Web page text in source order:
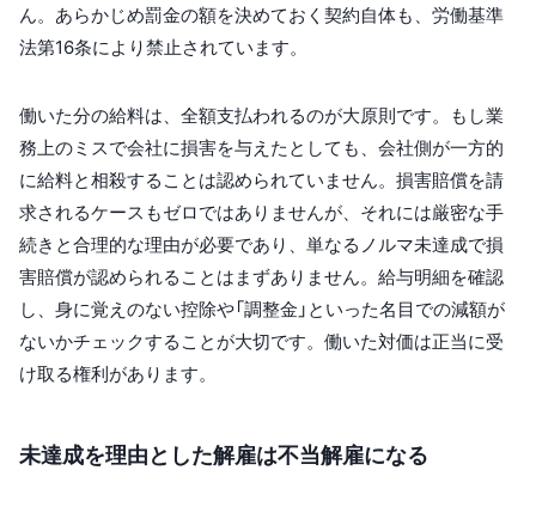
ん。あらかじめ罰金の額を決めておく契約自体も、労働基準
法第16条により禁止されています。
働いた分の給料は、全額支払われるのが大原則です。もし業
務上のミスで会社に損害を与えたとしても、会社側が一方的
に給料と相殺することは認められていません。損害賠償を請
求されるケースもゼロではありませんが、それには厳密な手
続きと合理的な理由が必要であり、単なるノルマ未達成で損
害賠償が認められることはまずありません。給与明細を確認
し、身に覚えのない控除や「調整金」といった名目での減額が
ないかチェックすることが大切です。働いた対価は正当に受
け取る権利があります。
未達成を理由とした解雇は不当解雇になる